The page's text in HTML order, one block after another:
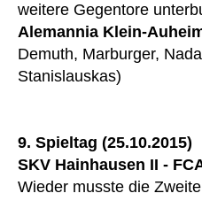
weitere Gegentore
Alemannia Klein-
Demuth, Marburger,
Stanislauskas)
9. Spieltag (25.10.2015)
SKV Hainhausen II -
Wieder musste die